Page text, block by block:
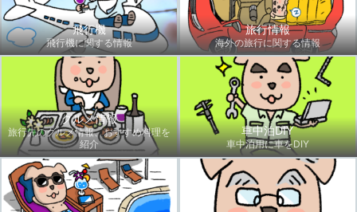
飛行機
飛行機に関する情報
旅行情報
海外の旅行に関する情報
グルメ情報
旅行先のグルメ情報、おすすめ料理を
紹介
車中泊DIY
車中泊用に車をDIY